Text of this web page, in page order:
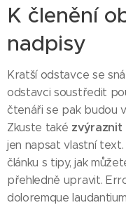
K členění
nadpisy
Kratší odstavce se
odstavci soustředit
čtenáři se pak budou
Zkuste také zvýraznit
jen napsat vlastní
článku s tipy, jak
přehledně upravit.
doloremque